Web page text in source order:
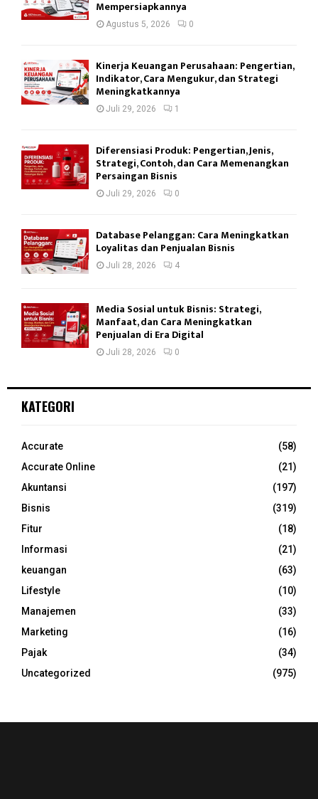
Mempersiapkannya
Agustus 5, 2026 0
Kinerja Keuangan Perusahaan: Pengertian,
Indikator, Cara Mengukur, dan Strategi
Meningkatkannya
Juli 29, 2026 1
Diferensiasi Produk: Pengertian, Jenis,
Strategi, Contoh, dan Cara Memenangkan
Persaingan Bisnis
Juli 29, 2026 0
Database Pelanggan: Cara Meningkatkan
Loyalitas dan Penjualan Bisnis
Juli 28, 2026 4
Media Sosial untuk Bisnis: Strategi,
Manfaat, dan Cara Meningkatkan
Penjualan di Era Digital
Juli 28, 2026 0
KATEGORI
Accurate
(58)
Accurate Online
(21)
Akuntansi
(197)
Bisnis
(319)
Fitur
(18)
Informasi
(21)
keuangan
(63)
Lifestyle
(10)
Manajemen
(33)
Marketing
(16)
Pajak
(34)
Uncategorized
(975)